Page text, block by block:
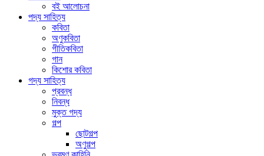
বই আলোচনা
পদ্য সাহিত্য
কবিতা
অণুকবিতা
গীতিকবিতা
গান
কিশোর কবিতা
গদ্য সাহিত্য
প্রবন্ধ
নিবন্ধ
মুক্ত গদ্য
গল্প
ছোটগল্প
অণুগল্প